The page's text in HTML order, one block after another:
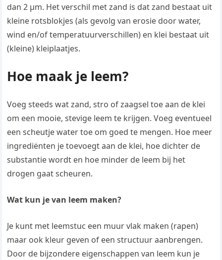
dan 2 µm. Het verschil met zand is dat zand bestaat uit
kleine rotsblokjes (als gevolg van erosie door water,
wind en/of temperatuurverschillen) en klei bestaat uit
(kleine) kleiplaatjes.
Hoe maak je leem?
Voeg steeds wat zand, stro of zaagsel toe aan de klei
om een mooie, stevige leem te krijgen. Voeg eventueel
een scheutje water toe om goed te mengen. Hoe meer
ingrediënten je toevoegt aan de klei, hoe dichter de
substantie wordt en hoe minder de leem bij het
drogen gaat scheuren.
Wat kun je van leem maken?
Je kunt met leemstuc een muur vlak maken (rapen)
maar ook kleur geven of een structuur aanbrengen.
Door de bijzondere eigenschappen van leem kun je